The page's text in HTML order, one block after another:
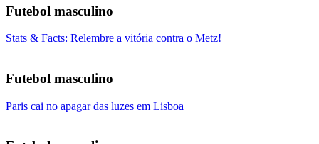
Futebol masculino
Stats & Facts: Relembre a vitória contra o Metz!
Futebol masculino
Paris cai no apagar das luzes em Lisboa